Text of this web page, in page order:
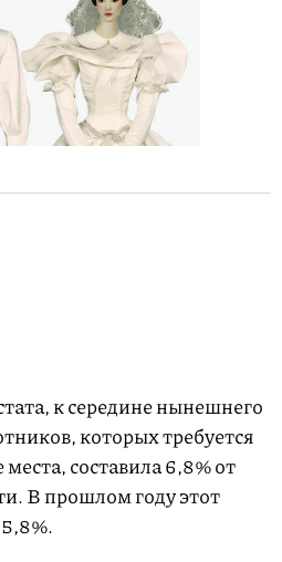
к середине нынешнего
которых требуется
составила 6,8% от
В прошлом году этот